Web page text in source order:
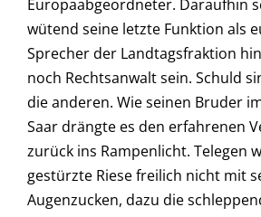
Europaabgeordneter. Daraufhin
wütend seine letzte Funktion als
Sprecher der Landtagsfraktion
noch Rechtsanwalt sein. Schuld
die anderen. Wie seinen Bruder
Saar drängte es den erfahrenen
zurück ins Rampenlicht. Telegen
gestürzte Riese freilich nicht mit
Augenzucken, dazu die